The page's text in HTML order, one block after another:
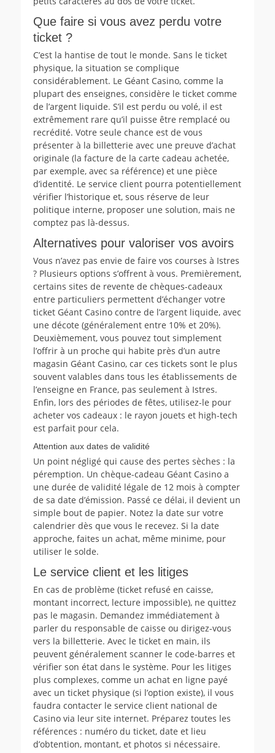
Que faire si vous avez perdu votre
ticket ?
C’est la hantise de tout le monde. Sans le ticket
physique, la situation se complique
considérablement. Le Géant Casino, comme la
plupart des enseignes, considère le ticket comme
de l’argent liquide. S’il est perdu ou volé, il est
extrêmement rare qu’il puisse être remplacé ou
recrédité. Votre seule chance est de vous
présenter à la billetterie avec une preuve d’achat
originale (la facture de la carte cadeau achetée,
par exemple, avec sa référence) et une pièce
d’identité. Le service client pourra potentiellement
vérifier l’historique et, sous réserve de leur
politique interne, proposer une solution, mais ne
comptez pas là-dessus.
Alternatives pour valoriser vos avoirs
Vous n’avez pas envie de faire vos courses à Istres
? Plusieurs options s’offrent à vous. Premièrement,
certains sites de revente de chèques-cadeaux
entre particuliers permettent d’échanger votre
ticket Géant Casino contre de l’argent liquide, avec
une décote (généralement entre 10% et 20%).
Deuxièmement, vous pouvez tout simplement
l’offrir à un proche qui habite près d’un autre
magasin Géant Casino, car ces tickets sont le plus
souvent valables dans tous les établissements de
l’enseigne en France, pas seulement à Istres.
Enfin, lors des périodes de fêtes, utilisez-le pour
acheter vos cadeaux : le rayon jouets et high-tech
est parfait pour cela.
Attention aux dates de validité
Un point négligé qui cause des pertes sèches : la
péremption. Un chèque-cadeau Géant Casino a
une durée de validité légale de 12 mois à compter
de sa date d’émission. Passé ce délai, il devient un
simple bout de papier. Notez la date sur votre
calendrier dès que vous le recevez. Si la date
approche, faites un achat, même minime, pour
utiliser le solde.
Le service client et les litiges
En cas de problème (ticket refusé en caisse,
montant incorrect, lecture impossible), ne quittez
pas le magasin. Demandez immédiatement à
parler du responsable de caisse ou dirigez-vous
vers la billetterie. Avec le ticket en main, ils
peuvent généralement scanner le code-barres et
vérifier son état dans le système. Pour les litiges
plus complexes, comme un achat en ligne payé
avec un ticket physique (si l’option existe), il vous
faudra contacter le service client national de
Casino via leur site internet. Préparez toutes les
références : numéro du ticket, date et lieu
d’obtention, montant, et photos si nécessaire.